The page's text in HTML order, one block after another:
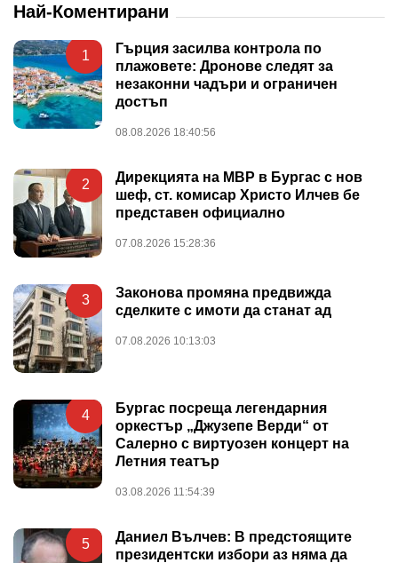
Най-Коментирани
1
Гърция засилва контрола по
плажовете: Дронове следят за
незаконни чадъри и ограничен
достъп
08.08.2026 18:40:56
2
Дирекцията на МВР в Бургас с нов
шеф, ст. комисар Христо Илчев бе
представен официално
07.08.2026 15:28:36
3
Законова промяна предвижда
сделките с имоти да станат ад
07.08.2026 10:13:03
4
Бургас посреща легендарния
оркестър „Джузепе Верди“ от
Салерно с виртуозен концерт на
Летния театър
03.08.2026 11:54:39
5
Даниел Вълчев: В предстоящите
президентски избори аз няма да